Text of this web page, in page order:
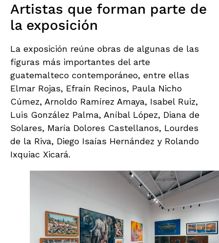
Artistas que forman parte de
la exposición
La exposición reúne obras de algunas de las
figuras más importantes del arte
guatemalteco contemporáneo, entre ellas
Elmar Rojas, Efraín Recinos, Paula Nicho
Cúmez, Arnoldo Ramírez Amaya, Isabel Ruiz,
Luis González Palma, Aníbal López, Diana de
Solares, María Dolores Castellanos, Lourdes
de la Riva, Diego Isaías Hernández y Rolando
Ixquiac Xicará.